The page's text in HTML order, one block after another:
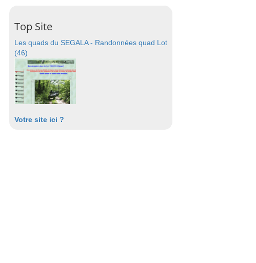
Top Site
Les quads du SEGALA - Randonnées quad Lot
(46)
Votre site ici ?